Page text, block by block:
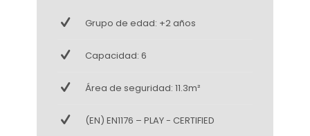
Grupo de edad: +2 años
Capacidad: 6
Área de seguridad: 11.3m²
(EN) EN1176 – PLAY - CERTIFIED